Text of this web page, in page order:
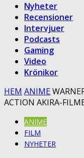
Nyheter
Recensioner
Intervjuer
Podcasts
Gaming
Video
Krönikor
HEM ANIME
ACTION AKIRA-
ANIME
FILM
NYHETER